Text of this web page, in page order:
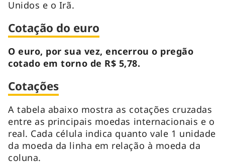
Unidos e o Irã.
Cotação do euro
O euro, por sua vez, encerrou o pregão
cotado em torno de R$ 5,78.
Cotações
A tabela abaixo mostra as cotações cruzadas
entre as principais moedas internacionais e o
real. Cada célula indica quanto vale 1 unidade
da moeda da linha em relação à moeda da
coluna.